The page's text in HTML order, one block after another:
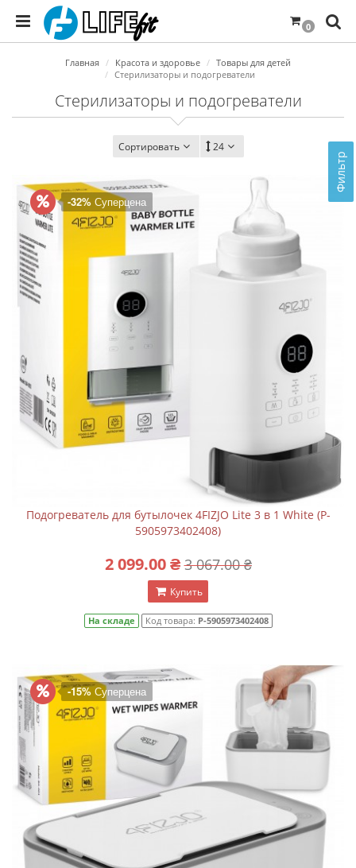
0
Фильтр
Главная Красота и здоровье
Товары для детей
Стерилизаторы и подогреватели
Стерилизаторы и подогреватели
Сортировать 24
-32% Суперцена
Подогреватель для бутылочек 4FIZJO Lite 3 в 1 White (P-
5905973402408)
2 099.00 ₴ 3 067.00 ₴
Купить
На складе Код товара: P-5905973402408
-15%Суперцена